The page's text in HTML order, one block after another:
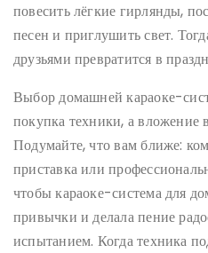
повесить лёгкие гирлянды,
песен и приглушить свет.
друзьями превратится в
Выбор домашней караоке-
покупка техники, а вложение
Подумайте, что вам ближе:
приставка или
чтобы караоке-система для
привычки и делала пение
испытанием. Когда техника